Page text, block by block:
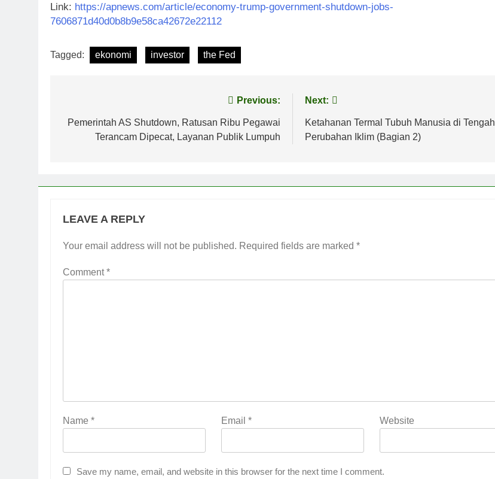
Link: https://apnews.com/article/economy-trump-government-shutdown-jobs-
7606871d40d0b8b9e58ca42672e22112
Tagged: ekonomi investor the Fed
navigation
Previous:
Pemerintah AS Shutdown, Ratusan Ribu Pegawai
Terancam Dipecat, Layanan Publik Lumpuh
Next:
Ketahanan Termal Tubuh Manusia di Tengah
Perubahan Iklim (Bagian 2)
LEAVE A REPLY
Your email address will not be published. Required fields are marked *
Comment*
Name * Email* Website
Save my name, email, and website in this browser for the next time I comment.